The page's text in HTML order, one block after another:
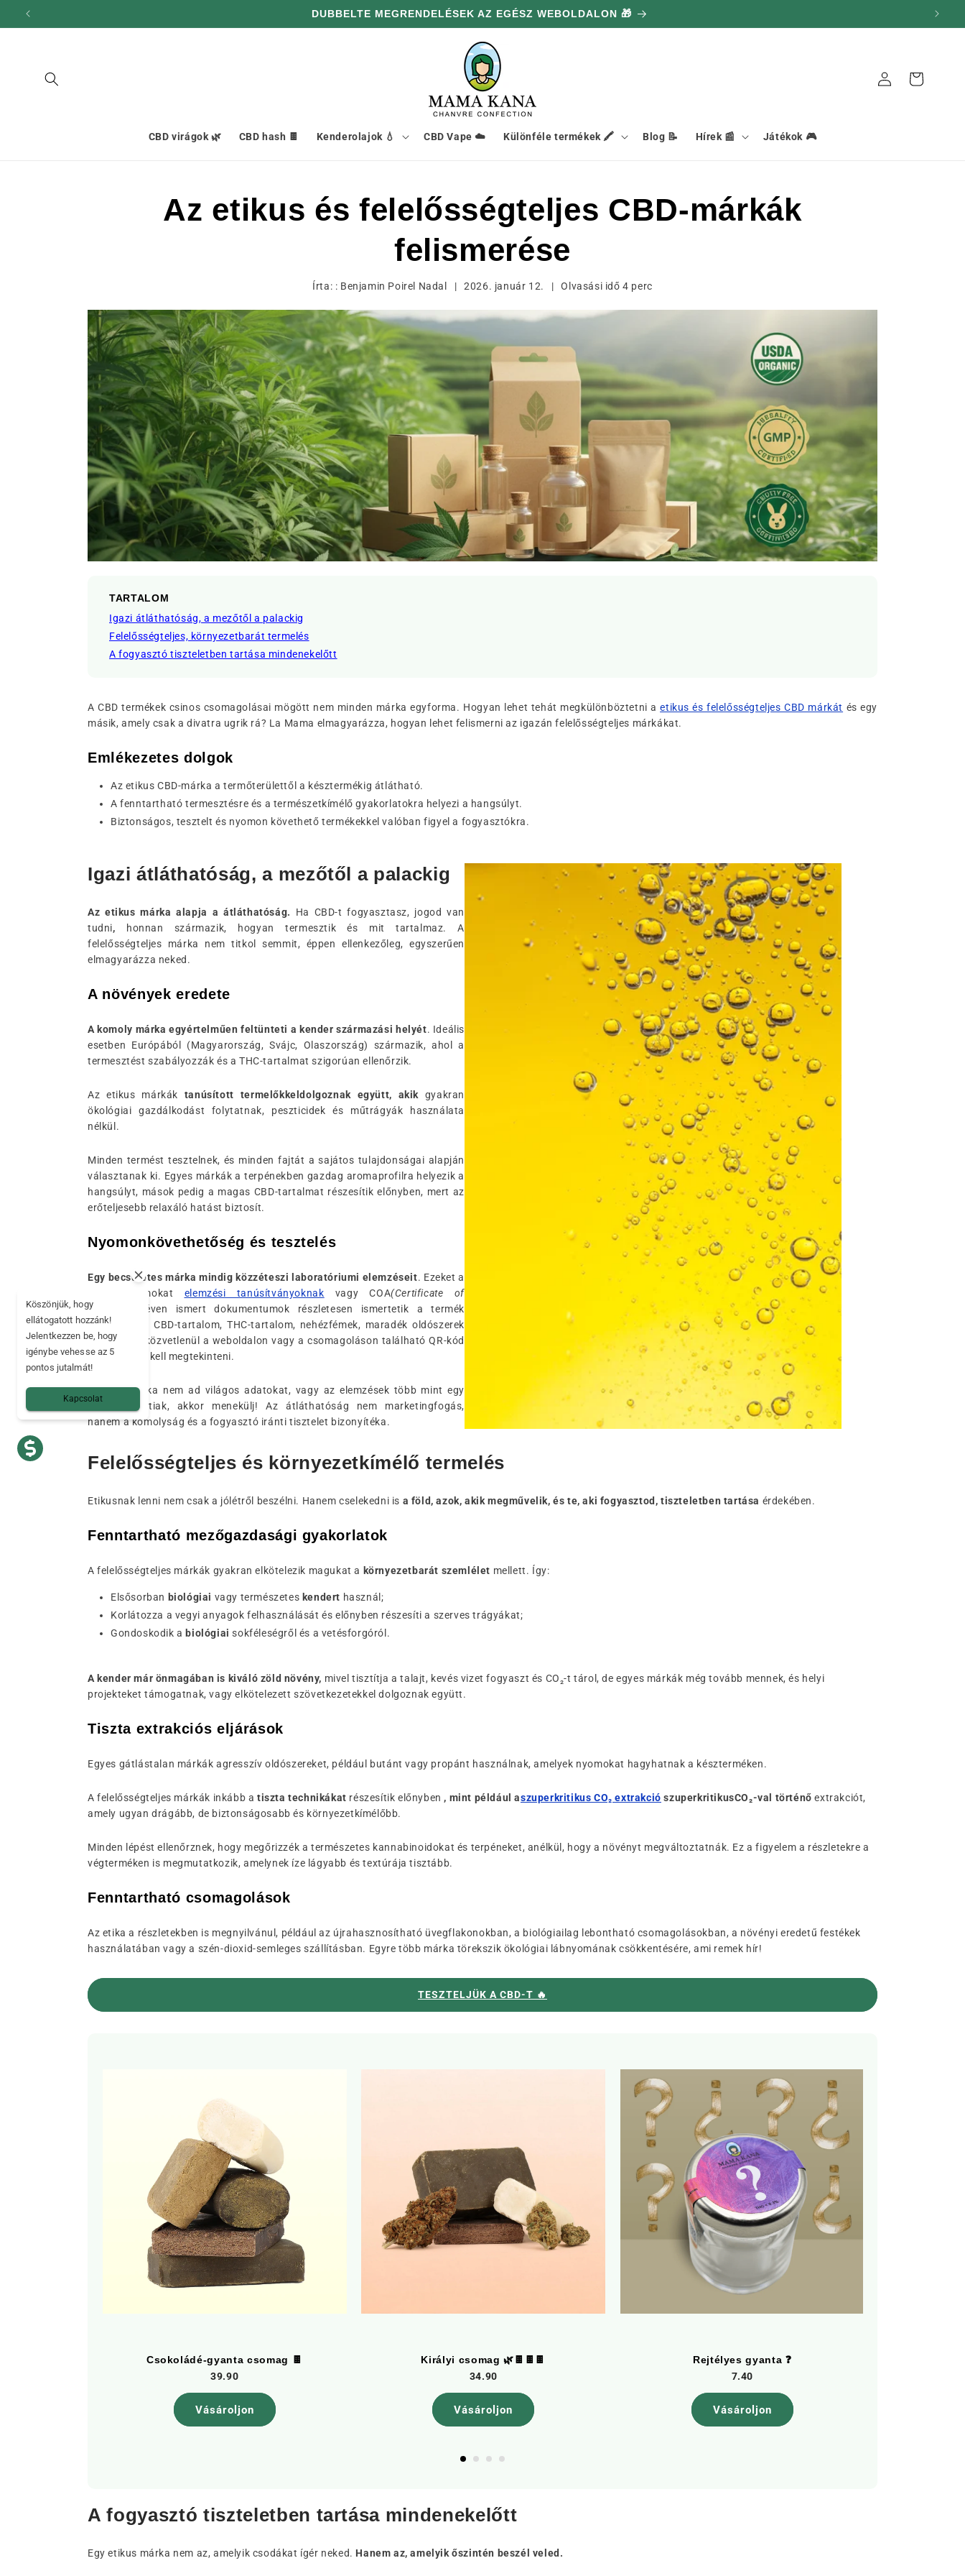
hagyni és
DUBBELTE MEGRENDELÉSEK AZ EGÉSZ WEBOLDALON 🎁
CBD virágok 🌿 CBD hash 🍫 Kenderolajok 💧 CBD Vape ☁️ Különféle termékek 🖍️ Blog 📝 Hírek 📰 Játékok 🎮
Kapcsolat Kosár
Az etikus és felelősségteljes CBD-márkák
felismerése
Írta: : Benjamin Poirel Nadal | 2026. január 12. | Olvasási idő4 perc
TARTALOM
Igazi átláthatóság, a mezőtől a palackig
Felelősségteljes, környezetbarát termelés
A fogyasztó tiszteletben tartása mindenekelőtt
A CBD termékek csinos csomagolásai mögött nem minden márka egyforma. Hogyan lehet tehát megkülönböztetni aetikus és felelősségteljes CBD márkát és egy
másik, amely csak a divatra ugrik rá? La Mama elmagyarázza, hogyan lehet felismerni az igazán felelősségteljes márkákat.
Emlékezetes dolgok
Az etikus CBD-márka a termőterülettől a késztermékig átlátható.
A fenntartható termesztésre és a természetkímélő gyakorlatokra helyezi a hangsúlyt.
Biztonságos, tesztelt és nyomon követhető termékekkel valóban figyel a fogyasztókra.
Igazi átláthatóság, a mezőtől a palackig
Az etikus márka alapja a átláthatóság.
Ha CBD-t fogyasztasz, jogod van
tudni, honnan származik, hogyan termesztik és mit tartalmaz. A
felelősségteljes márka nem titkol semmit, éppen ellenkezőleg, egyszerűen
elmagyarázza neked.
A növények eredete
A komoly márka egyértelműen feltünteti a kender származási helyét. Ideális
esetben Európából (Magyarország, Svájc, Olaszország) származik, ahol a
termesztést szabályozzák és a THC-tartalmat szigorúan ellenőrzik.
Az etikus márkák tanúsított termelőkkeldolgoznak együtt, akik gyakran
ökológiai gazdálkodást folytatnak, peszticidek és műtrágyák használata
nélkül.
Minden termést tesztelnek, és minden fajtát a sajátos tulajdonságai alapján
választanak ki. Egyes márkák a terpénekben gazdag aromaprofilra helyezik a
hangsúlyt, mások pedig a magas CBD-tartalmat részesítik előnyben, mert az
erőteljesebb relaxáló hatást biztosít.
Nyomonkövethetőség és tesztelés
Egy becsületes márka mindig közzéteszi laboratóriumi elemzéseit. Ezeket a
dokumentumokat elemzési tanúsítványoknak vagy COA(Certificate of
Analysis)
néven ismert dokumentumok részletesen ismertetik a termék
összetételét: CBD-tartalom, THC-tartalom, nehézfémek, maradék oldószerek
stb. Ezeket közvetlenül a weboldalon vagy a csomagoláson található QR-kód
segítségével kell megtekinteni.
Ha egy márka nem ad világos adatokat, vagy az elemzések több mint egy
évvel ezelőttiak, akkor menekülj! Az átláthatóság nem marketingfogás,
hanem a komolyság és a fogyasztó iránti tisztelet bizonyítéka.
Felelősségteljes és környezetkímélő termelés
Etikusnak lenni nem csak a jólétről beszélni. Hanem cselekedni is a föld, azok, akik megművelik, és te, aki fogyasztod, tiszteletben tartása érdekében.
Fenntartható mezőgazdasági gyakorlatok
A felelősségteljes márkák gyakran elkötelezik magukat a környezetbarát szemlélet mellett. Így:
Elsősorban biológiai vagy természetes kendert használ;
Korlátozza a vegyi anyagok felhasználását és előnyben részesíti a szerves trágyákat;
Gondoskodik a biológiai sokféleségről és a vetésforgóról.
A kender már önmagában is kiváló zöld növény, mivel tisztítja a talajt, kevés vizet fogyaszt és CO₂-t tárol, de egyes márkák még tovább mennek, és helyi
projekteket támogatnak, vagy elkötelezett szövetkezetekkel dolgoznak együtt.
Tiszta extrakciós eljárások
Egyes gátlástalan márkák agresszív oldószereket, például butánt vagy propánt használnak, amelyek nyomokat hagyhatnak a készterméken.
A felelősségteljes márkák inkább atiszta technikákat részesítik előnyben , mint például aszuperkritikus CO₂ extrakció szuperkritikusCO₂-val történő extrakciót,
amely ugyan drágább, de biztonságosabb és környezetkímélőbb.
Minden lépést ellenőrznek, hogy megőrizzék a természetes kannabinoidokat és terpéneket, anélkül, hogy a növényt megváltoztatnák. Ez a figyelem a részletekre a
végterméken is megmutatkozik, amelynek íze lágyabb és textúrája tisztább.
Fenntartható csomagolások
Az etika a részletekben is megnyilvánul, például az újrahasznosítható üvegflakonokban, a biológiailag lebontható csomagolásokban, a növényi eredetű festékek
használatában vagy a szén-dioxid-semleges szállításban. Egyre több márka törekszik ökológiai lábnyomának csökkentésére, ami remek hír!
TESZTELJÜK A CBD-T 🔥
Csokoládé-gyanta csomag 🍫
39.90
Vásároljon
Királyi csomag 🌿🍫🍫🍫
34.90
Vásároljon
Rejtélyes gyanta ❓
7.40
Vásároljon
A fogyasztó tiszteletben tartása mindenekelőtt
Egy etikus márka nem az, amelyik csodákat ígér neked. Hanem az, amelyik őszintén beszél veled.
Köszönjük, hogy
ellátogatott hozzánk!
Jelentkezzen be, hogy
igénybe vehesse az 5
pontos jutalmát!
Kapcsolat